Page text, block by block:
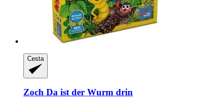
Cesta
Zoch Da ist der Wurm drin